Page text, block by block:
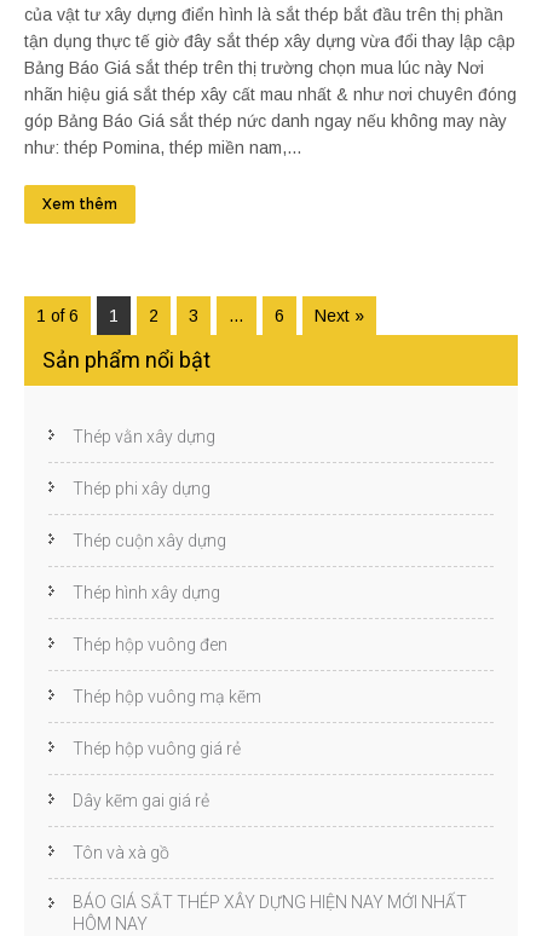
của vật tư xây dựng điển hình là sắt thép bắt đầu trên thị phần
tận dụng thực tế giờ đây sắt thép xây dựng vừa đổi thay lập cập
Bảng Báo Giá sắt thép trên thị trường chọn mua lúc này Nơi
nhãn hiệu giá sắt thép xây cất mau nhất & như nơi chuyên đóng
góp Bảng Báo Giá sắt thép nức danh ngay nếu không may này
như: thép Pomina, thép miền nam,...
Xem thêm
1 of 6 1 2 3 … 6 Next »
Sản phẩm nổi bật
Thép vằn xây dựng
Thép phi xây dựng
Thép cuộn xây dựng
Thép hình xây dựng
Thép hộp vuông đen
Thép hộp vuông mạ kẽm
Thép hộp vuông giá rẻ
Dây kẽm gai giá rẻ
Tôn và xà gồ
BÁO GIÁ SẮT THÉP XÂY DỰNG HIỆN NAY MỚI NHẤT
HÔM NAY